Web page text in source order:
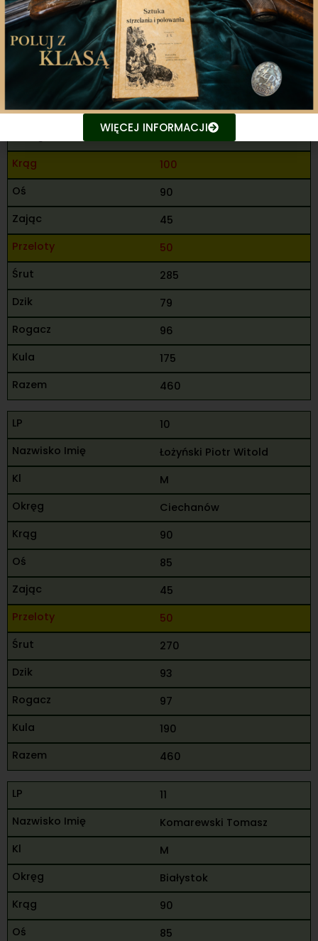
461
9
Witak Hubert Henryk
M
100
90
45
50
285
79
96
175
460
10
Łożyński Piotr Witold
M
Ciechanów
90
85
45
50
270
93
97
190
460
11
Komarewski Tomasz
M
Białystok
90
85
WIĘCEJ INFORMACJI